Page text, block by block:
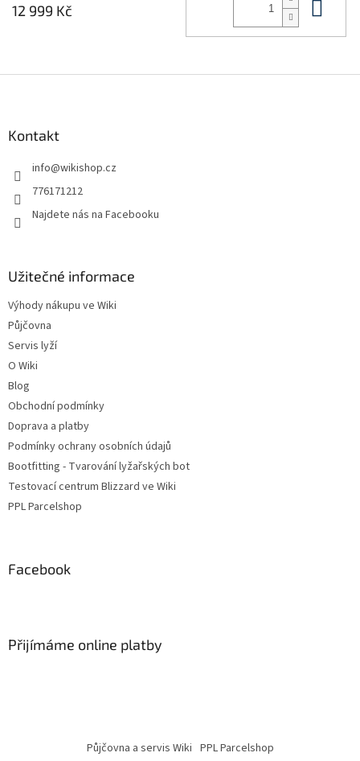
12 999 Kč
Kontakt
info@wikishop.cz
776171212
Najdete nás na Facebooku
Užitečné informace
Výhody nákupu ve Wiki
Půjčovna
Servis lyží
O Wiki
Blog
Obchodní podmínky
Doprava a platby
Podmínky ochrany osobních údajů
Bootfitting - Tvarování lyžařských bot
Testovací centrum Blizzard ve Wiki
PPL Parcelshop
Facebook
Přijímáme online platby
Půjčovna a servis Wiki PPL Parcelshop